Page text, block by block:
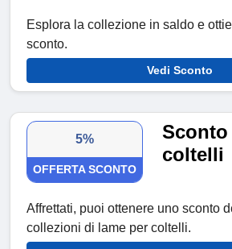
Esplora la collezione in saldo e
sconto.
Vedi Sconto
5%
OFFERTA SCONTO
Sconto
coltelli
Affrettati, puoi ottenere uno sconto
collezioni di lame per coltelli.